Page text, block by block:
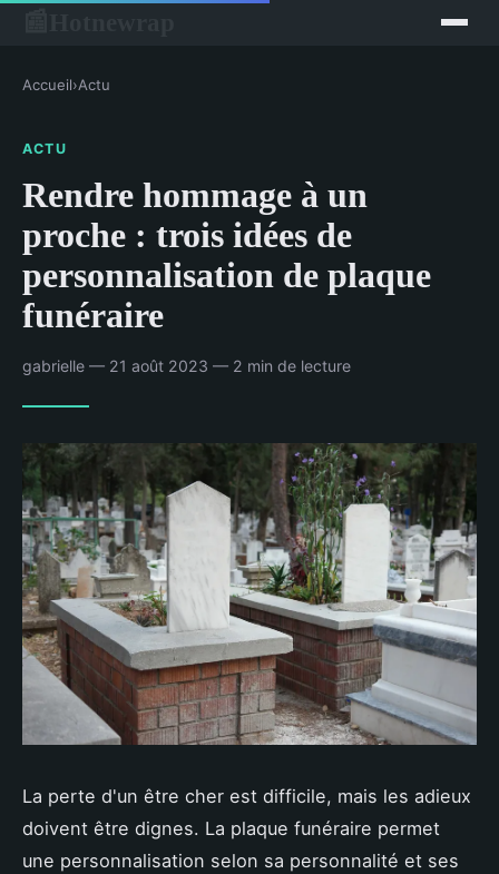
Accueil›Actu
ACTU
Rendre hommage à un
proche : trois idées de
personnalisation de plaque
funéraire
gabrielle — 21 août 2023 — 2 min de lecture
La perte d'un être cher est difficile, mais les adieux
doivent être dignes. La plaque funéraire permet
une personnalisation selon sa personnalité et ses